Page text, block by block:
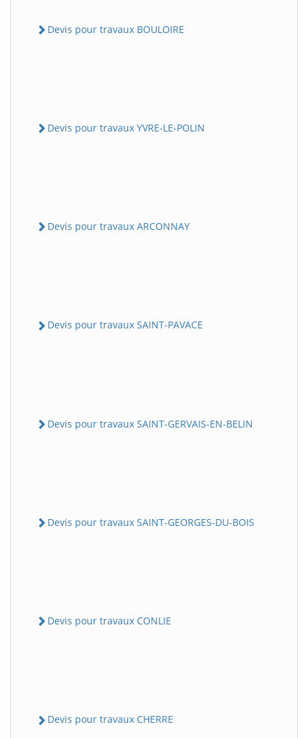
Devis pour travaux BOULOIRE
Devis pour travaux YVRE-LE-POLIN
Devis pour travaux ARCONNAY
Devis pour travaux SAINT-PAVACE
Devis pour travaux SAINT-GERVAIS-EN-BELIN
Devis pour travaux SAINT-GEORGES-DU-BOIS
Devis pour travaux CONLIE
Devis pour travaux CHERRE